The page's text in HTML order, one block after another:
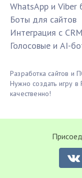
WhatsApp и Viber
Боты для сайтов
Интеграция с CRM
Голосовые и AI-
Разработка сайтов и
Нужно создать игру
качественно!